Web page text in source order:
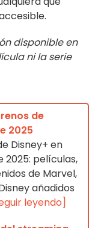
disponible en
ni la serie
de
2025
Disney+ en
2025: películas,
de Marvel,
añadidos
leyendo]